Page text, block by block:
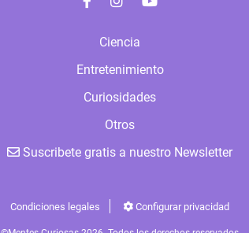
Ciencia
Entretenimiento
Curiosidades
Otros
Suscribete gratis a nuestro Newsletter
Condiciones legales Configurar privacidad